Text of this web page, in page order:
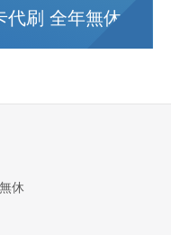
代刷 全年無休
休